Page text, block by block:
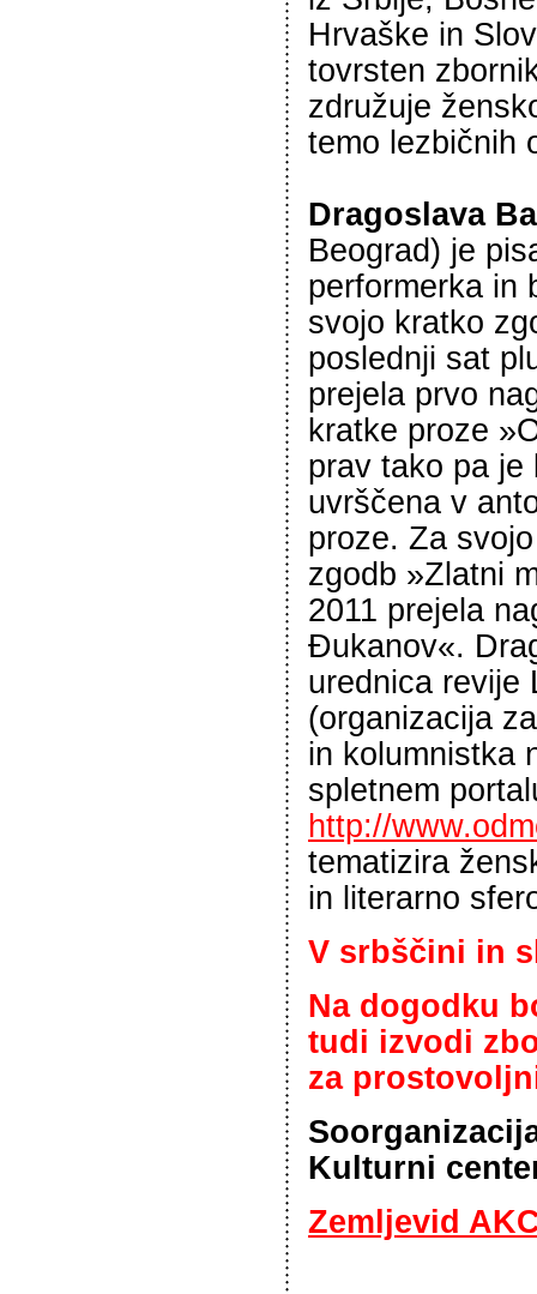
Hrvaške in
tovrsten
združuje
temo lezbičnih
Dragoslava
Beograd) je
performerka in
svojo kratko
poslednji sat
prejela prvo
kratke proze
prav tako pa je
uvrščena v
proze. Za
zgodb »Zlatni
2011 prejela
Đukanov«.
urednica revije
(organizacija
in kolumnistka
spletnem
http://
tematizira
in literarno
V srbščini in
Na dogodku
tudi izvodi
za
Kulturni
Zemljevid